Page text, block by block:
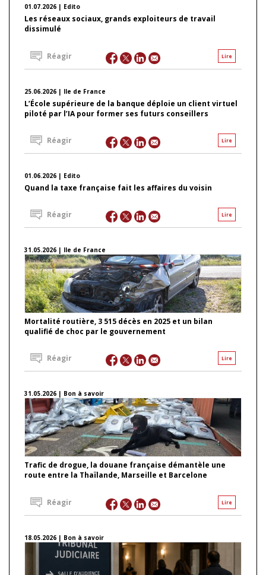
01.07.2026 | Edito
Les réseaux sociaux, grands exploiteurs de travail
dissimulé
Lire
Réagir
25.06.2026 | Ile de France
L’École supérieure de la banque déploie un client virtuel
piloté par l’IA pour former ses futurs conseillers
Lire
Réagir
01.06.2026 | Edito
Quand la taxe française fait les affaires du voisin
Lire
Réagir
31.05.2026 | Ile de France
Mortalité routière, 3 515 décès en 2025 et un bilan
qualifié de choc par le gouvernement
Lire
Réagir
31.05.2026 | Bon à savoir
Trafic de drogue, la douane française démantèle une
route entre la Thaïlande, Marseille et Barcelone
Lire
Réagir
18.05.2026 | Bon à savoir